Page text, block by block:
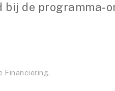
de programma-
Financiering.